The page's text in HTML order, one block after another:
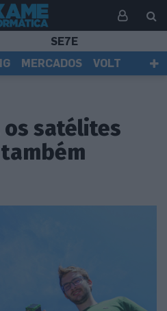
SE7E
MERCADOS
VOLT
os satélites